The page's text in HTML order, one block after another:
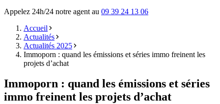
Appelez 24h/24 notre agent au 09 39 24 13 06
Accueil
Actualités
Actualités 2025
Immoporn : quand les émissions et séries immo freinent les
projets d’achat
Immoporn : quand les émissions et séries
immo freinent les projets d’achat